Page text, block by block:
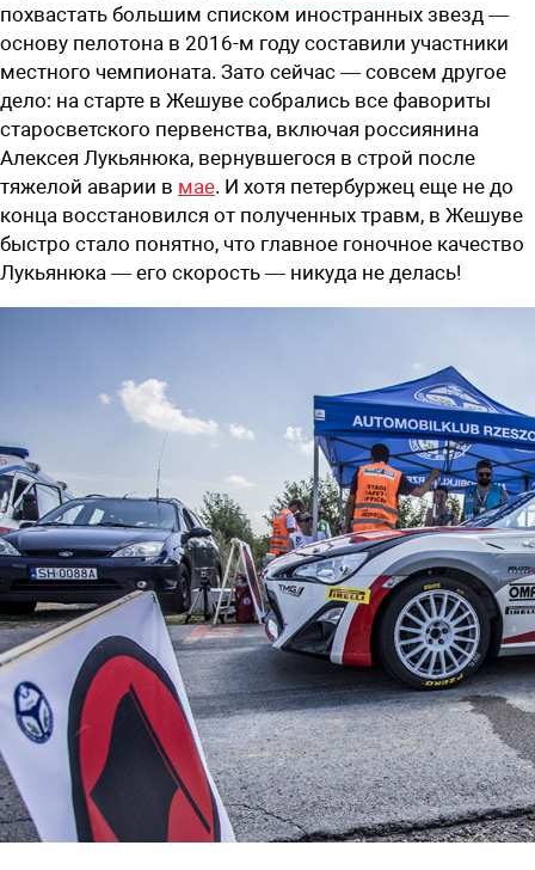
похвастать большим списком иностранных звезд —
основу пелотона в 2016-м году составили участники
местного чемпионата. Зато сейчас — совсем другое
дело: на старте в Жешуве собрались все фавориты
старосветского первенства, включая россиянина
Алексея Лукьянюка, вернувшегося в строй после
тяжелой аварии в мае. И хотя петербуржец еще не до
конца восстановился от полученных травм, в Жешуве
быстро стало понятно, что главное гоночное качество
Лукьянюка — его скорость — никуда не делась!